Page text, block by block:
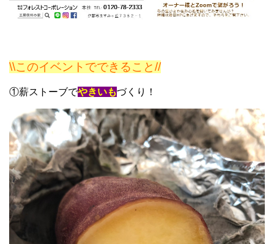
\\このイベントでできること//
①薪ストーブでやきいもづくり！